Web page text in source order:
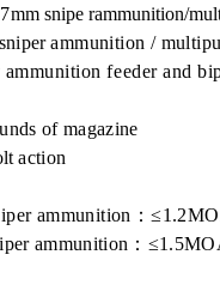
mm snipe rammunition/
sniper ammunition /
feeder and
of magazine
action
ammunition：
ammunition：